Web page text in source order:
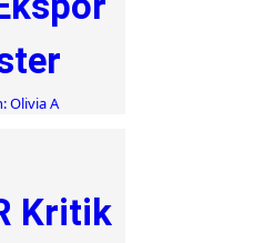
Olivia A
Kritik